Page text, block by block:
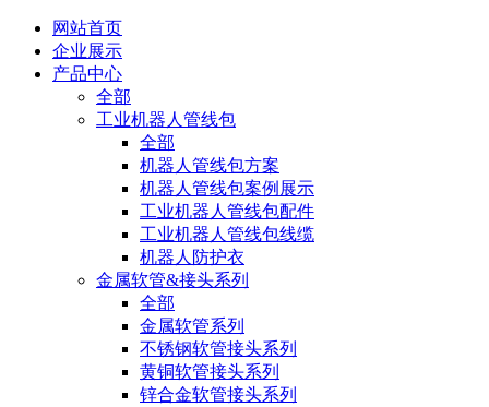
网站首页
企业展示
产品中心
全部
工业机器人管线包
全部
机器人管线包方案
机器人管线包案例展示
工业机器人管线包配件
工业机器人管线包线缆
机器人防护衣
金属软管&接头系列
全部
金属软管系列
不锈钢软管接头系列
黄铜软管接头系列
锌合金软管接头系列